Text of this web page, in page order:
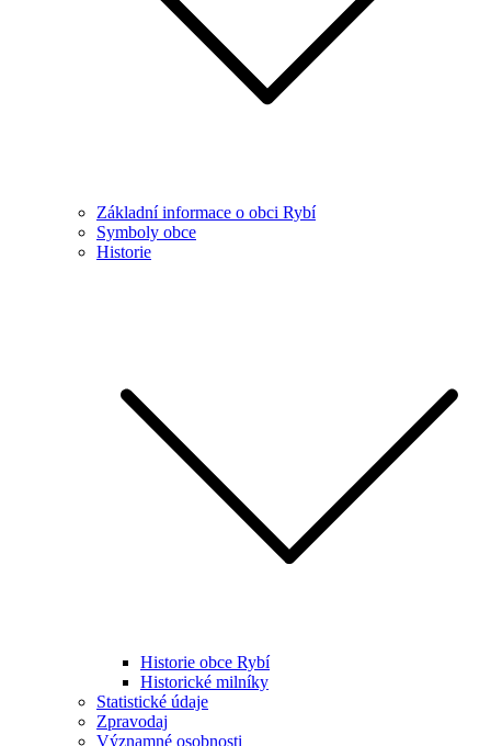
Základní informace o obci Rybí
Symboly obce
Historie
Historie obce Rybí
Historické milníky
Statistické údaje
Zpravodaj
Významné osobnosti